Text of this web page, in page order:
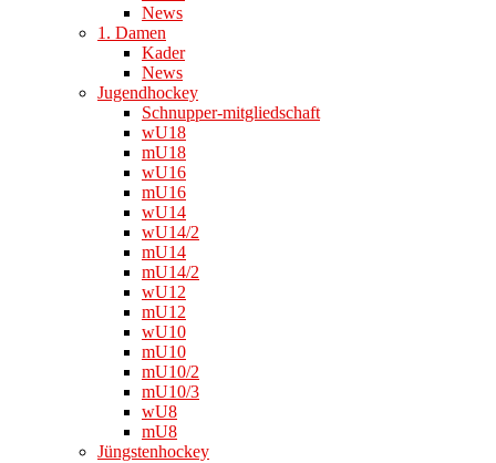
News
1. Damen
Kader
News
Jugendhockey
Schnupper-mitgliedschaft
wU18
mU18
wU16
mU16
wU14
wU14/2
mU14
mU14/2
wU12
mU12
wU10
mU10
mU10/2
mU10/3
wU8
mU8
Jüngstenhockey